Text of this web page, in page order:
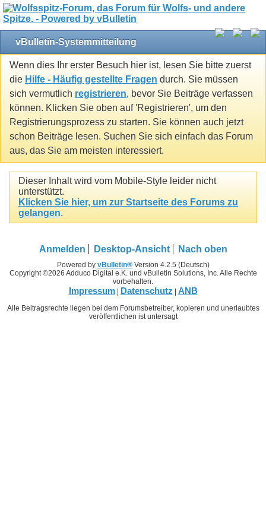
vBulletin-Systemmitteilung
Wenn dies Ihr erster Besuch hier ist, lesen Sie bitte zuerst
die Hilfe - Häufig gestellte Fragen durch. Sie müssen
sich vermutlich registrieren, bevor Sie Beiträge verfassen
können. Klicken Sie oben auf 'Registrieren', um den
Registrierungsprozess zu starten. Sie können auch jetzt
schon Beiträge lesen. Suchen Sie sich einfach das Forum
aus, das Sie am meisten interessiert.
Dieser Inhalt wird vom Mobile-Style leider nicht
unterstützt.
Klicken Sie hier, um zur Startseite des Forums zu
gelangen.
Anmelden Desktop-Ansicht Nach oben
Powered by vBulletin®Version 4.2.5 (Deutsch)
Copyright ©2026 Adduco Digital e.K. und vBulletin Solutions, Inc. Alle Rechte
vorbehalten.
Impressum| Datenschutz | ANB
Alle Beitragsrechte liegen bei dem Forumsbetreiber, kopieren und unerlaubtes
veröffentlichen ist untersagt